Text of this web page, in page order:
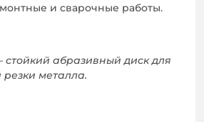
и сварочные работы.
стойкий абразивный диск для
металла.